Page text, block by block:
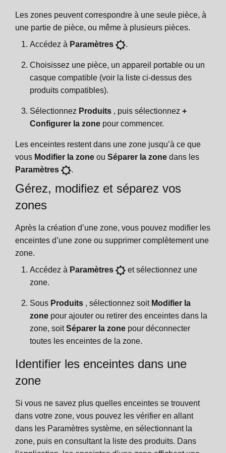
Les zones peuvent correspondre à une seule pièce, à
une partie de pièce, ou même à plusieurs pièces.
Accédez à Paramètres .
Choisissez une pièce, un appareil portable ou un
casque compatible (voir la liste ci-dessus des
produits compatibles).
Sélectionnez Produits, puis sélectionnez +
Configurer la zonepour commencer.
Les enceintes restent dans une zone jusqu’à ce que
vous Modifier la zone ou Séparer la zone dans les
Paramètres
.
Gérez, modifiez et séparez vos
zones
Après la création d’une zone, vous pouvez modifier les
enceintes d’une zone ou supprimer complètement une
zone.
Accédez à Paramètres
et sélectionnez une
zone.
SousProduits, sélectionnez soitModifier la
zonepour ajouter ou retirer des enceintes dans la
zone, soitSéparer la zonepour déconnecter
toutes les enceintes de la zone.
Identifier les enceintes dans une
zone
Si vous ne savez plus quelles enceintes se trouvent
dans votre zone, vous pouvez les vérifier en allant
dans les Paramètres système, en sélectionnant la
zone, puis en consultant la liste des produits. Dans